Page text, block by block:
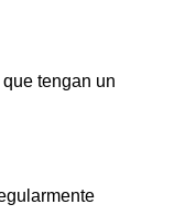
tengan un